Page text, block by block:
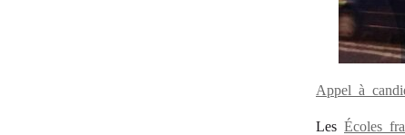
Appel à
Les Écoles